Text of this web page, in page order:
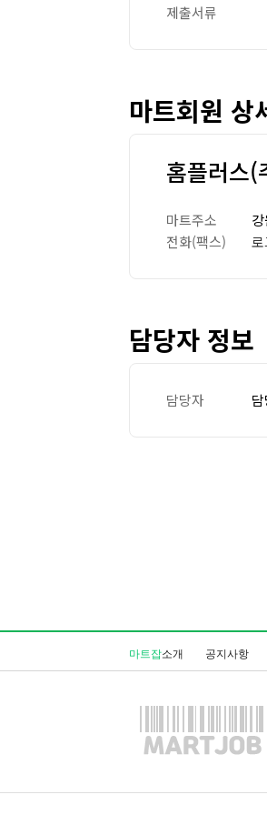
제출서류
마트회원 상
홈플러스(
마트주소
전화(팩스)
담당자 정보
담당자
마트잡소개 공지사항